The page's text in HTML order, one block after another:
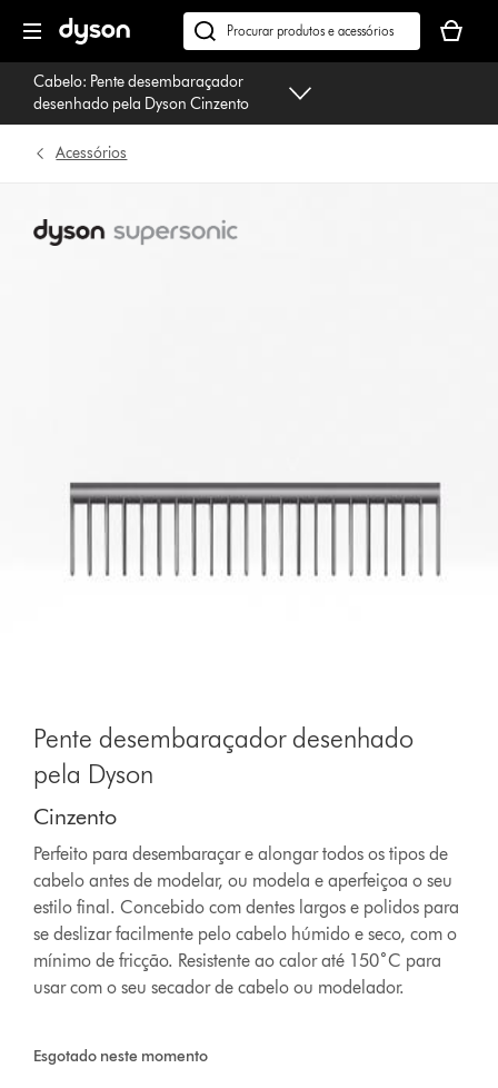
seguinte
Pesquisar
em
dyson.pt
seu
cesto
Cabelo: Pente desembaraçador
desenhado pela Dyson Cinzento
Acessórios
Pente desembaraçador desenhado
pela Dyson
Cinzento
Perfeito para desembaraçar e alongar todos os tipos de
cabelo antes de modelar, ou modela e aperfeiçoa o seu
estilo final. Concebido com dentes largos e polidos para
se deslizar facilmente pelo cabelo húmido e seco, com o
mínimo de fricção. Resistente ao calor até 150˚C para
usar com o seu secador de cabelo ou modelador.
Esgotado neste momento